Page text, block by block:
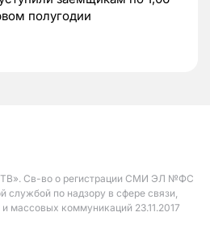
полугодии
Св-во о регистрации СМИ ЭЛ №ФС
службой по надзору в сфере связи,
массовых коммуникаций 23.11.2017